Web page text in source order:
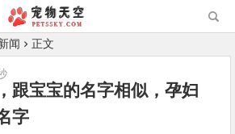
闻 正文
跟宝宝的名字相似，孕妇
字